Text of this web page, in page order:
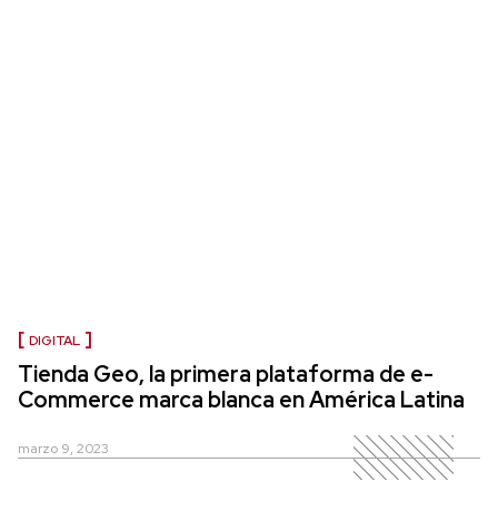
DIGITAL
Tienda Geo, la primera plataforma de e-
Commerce marca blanca en América Latina
marzo 9, 2023